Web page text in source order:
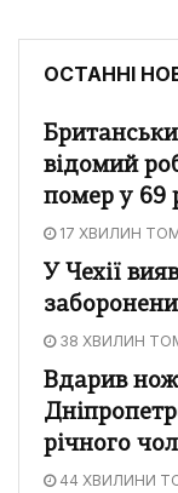
ОСТАННІ
відомий
помер у 69
17 ХВИЛИН
У Чехії
38 ХВИЛИН
Вдарив
річного
44 ХВИЛИНИ